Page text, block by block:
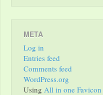
META
Log in
Entries feed
Comments feed
WordPress.org
Using All in one Favicon